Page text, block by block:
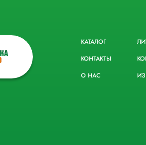
КАТАЛОГ
КОНТАКТЫ
О НАС